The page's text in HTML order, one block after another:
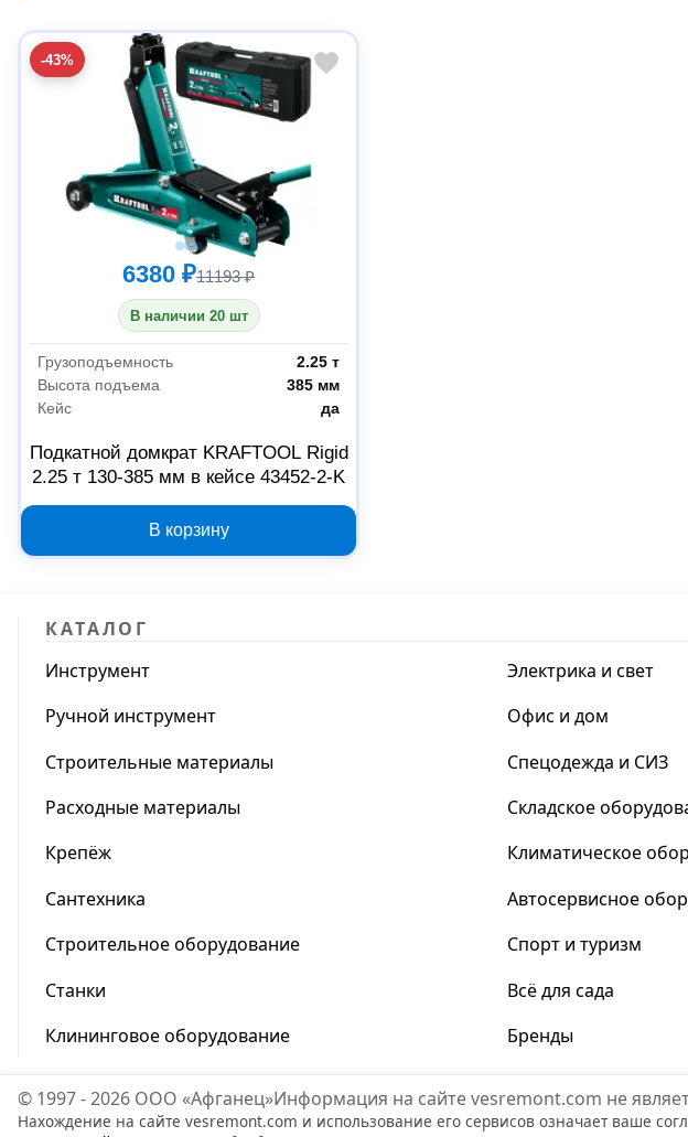
-43%
6380 ₽11193 ₽
В наличии 20 шт
Грузоподъемность
2.25 т
Высота подъема
385 мм
Кейс
да
Подкатной домкрат KRAFTOOL Rigid
2.25 т 130-385 мм в кейсе 43452-2-K
В корзину
КАТАЛОГ
Инструмент
Электрика и свет
Ручной инструмент
Офис и дом
Строительные материалы
Спецодежда и СИЗ
Расходные материалы
Складское
Крепёж
Климатическое
Сантехника
Автосервисное
Строительное оборудование
Спорт и туризм
Станки
Всё для сада
Клининговое оборудование
Бренды
© 1997 - 2026 ООО «Афганец»Информация на сайте vesremont.com не
Нахождение на сайте vesremont.com и использование его сервисов означает ваше